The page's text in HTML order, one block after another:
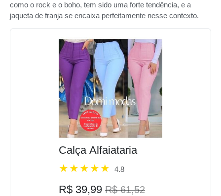
como o rock e o boho, tem sido uma forte tendência, e a
jaqueta de franja se encaixa perfeitamente nesse contexto.
Calça Alfaiataria
4.8
R$ 39,99 R$ 61,52